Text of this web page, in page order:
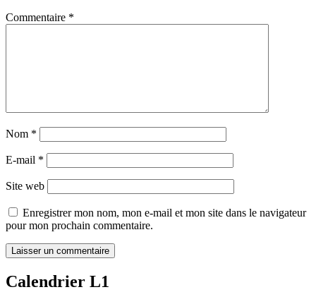
Commentaire *
Nom *
E-mail *
Site web
Enregistrer mon nom, mon e-mail et mon site dans le navigateur
pour mon prochain commentaire.
Calendrier L1